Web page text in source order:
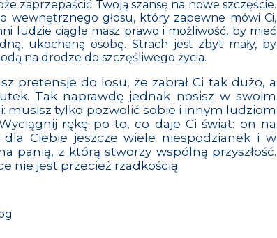
zaprzepaścić Twoją szansę na nowe szczęście.
wewnętrznego głosu, który zapewne mówi Ci,
ludzie ciągle masz prawo i możliwość, by mieć
ukochaną osobę. Strach jest zbyt mały, by
na drodze do szczęśliwego życia.
pretensje do losu, że zabrał Ci tak dużo, a
Tak naprawdę jednak nosisz w swoim
musisz tylko pozwolić sobie i innym ludziom
rękę po to, co daje Ci świat: on na
dla Ciebie jeszcze wiele niespodzianek i w
panią, z którą stworzy wspólną przyszłość.
nie jest przecież rzadkością.